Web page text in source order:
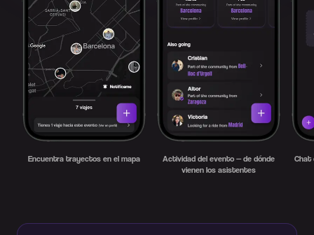
Encuentra trayectos en el mapa
Actividad del evento — de dónde
vienen los asistentes
Chat